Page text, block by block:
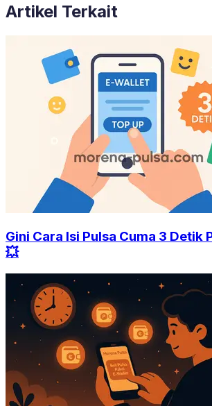
Artikel Terkait
Gini Cara Isi Pulsa Cuma 3 Detik
💥